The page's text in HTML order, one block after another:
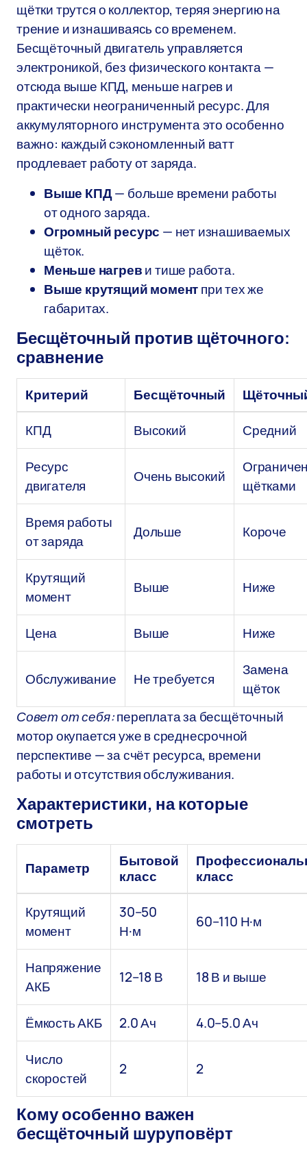
щётки трутся о коллектор, теряя энергию на
трение и изнашиваясь со временем.
Бесщёточный двигатель управляется
электроникой, без физического контакта —
отсюда выше КПД, меньше нагрев и
практически неограниченный ресурс. Для
аккумуляторного инструмента это особенно
важно: каждый сэкономленный ватт
продлевает работу от заряда.
Выше КПД— больше времени работы
от одного заряда.
Огромный ресурс — нет изнашиваемых
щёток.
Меньше нагреви тише работа.
Выше крутящий моментпри тех же
габаритах.
Бесщёточный против щёточного:
сравнение
Критерий Бесщёточный
КПД Высокий Средний
Ресурс
двигателя
Очень высокий
щётками
Время работы
от заряда
Дольше Короче
Крутящий
момент
Выше Ниже
Цена Выше Ниже
Обслуживание Не требуется
Замена
щёток
Совет от себя:переплата за бесщёточный
мотор окупается уже в среднесрочной
перспективе — за счёт ресурса, времени
работы и отсутствия обслуживания.
Характеристики, на которые
смотреть
Параметр
Бытовой
класс
класс
Крутящий
момент
30–50
Н·м
60–110 Н·м
Напряжение
АКБ
12–18 В 18 В и выше
Ёмкость АКБ 2.0 Ач 4.0–5.0 Ач
Число
скоростей
2 2
Кому особенно важен
бесщёточный шуруповёрт